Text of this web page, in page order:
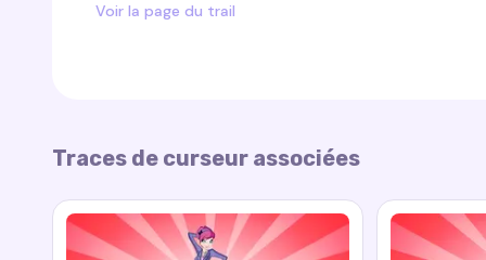
Voir la page du trail
Traces de curseur associées